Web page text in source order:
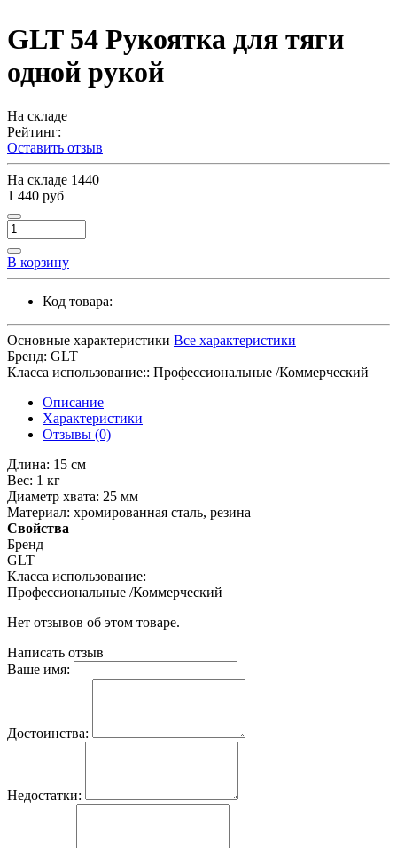
GLT 54 Рукоятка для тяги
одной рукой
На складе
Рейтинг:
Оставить отзыв
На складе 1440
1 440 руб
В корзину
Код товара:
Основные характеристики Все характеристики
Бренд: GLT
Класса использование:: Профессиональные /Коммерческий
Описание
Характеристики
Отзывы (0)
Длина: 15 см
Вес: 1 кг
Диаметр хвата: 25 мм
Материал: хромированная сталь, резина
Свойства
Бренд
GLT
Класса использование:
Профессиональные /Коммерческий
Нет отзывов об этом товаре.
Написать отзыв
Ваше имя:
Достоинства:
Недостатки: